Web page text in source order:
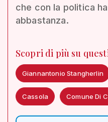
che con la politica
abbastanza.
Scopri di più su
Giannantonio Stangherlin
Cassola Comune Di